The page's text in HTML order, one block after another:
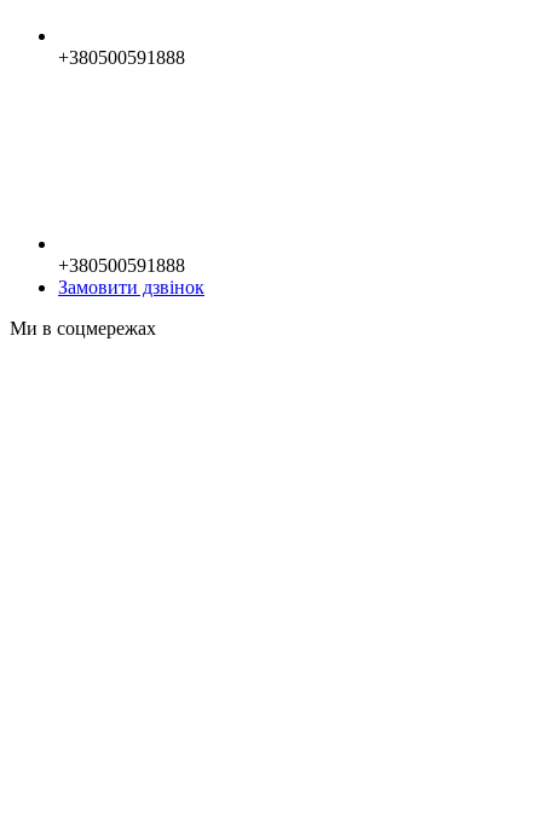
+380500591888
+380500591888
Замовити дзвінок
Ми в соцмережах